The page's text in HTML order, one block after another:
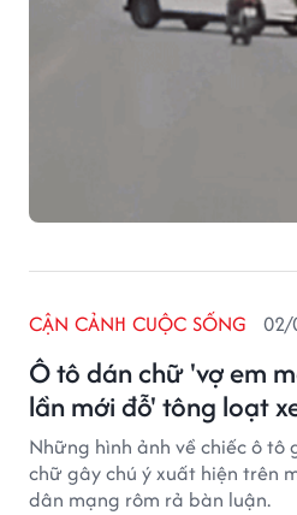
Ô tô dán chữ 'vợ em
lần mới đỗ' tông loạt
CẬN CẢNH CUỘC SỐNG 02/
Những hình ảnh về chiếc ô
chữ gây chú ý xuất hiện trên
dân mạng rôm rả bàn luận.